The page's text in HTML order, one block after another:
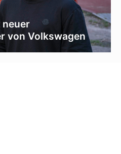
neuer
von Volkswagen